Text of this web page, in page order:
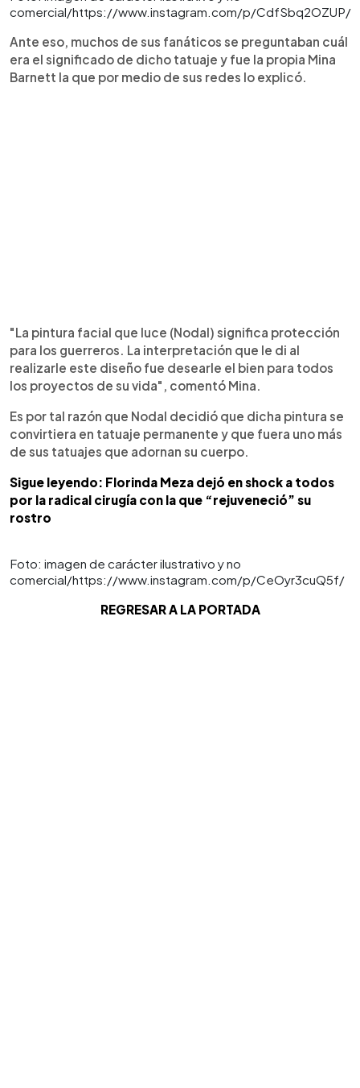
comercial/https://www.instagram.com/p/CdfSbq2OZUP/
Ante eso, muchos de sus fanáticos se preguntaban cuál
era el significado de dicho tatuaje y fue la propia Mina
Barnett la que por medio de sus redes lo explicó.
"La pintura facial que luce (Nodal) significa protección
para los guerreros. La interpretación que le di al
realizarle este diseño fue desearle el bien para todos
los proyectos de su vida", comentó Mina.
Es por tal razón que Nodal decidió que dicha pintura se
convirtiera en tatuaje permanente y que fuera uno más
de sus tatuajes que adornan su cuerpo.
Sigue leyendo: Florinda Meza dejó en shock a todos
por la radical cirugía con la que “rejuveneció” su
rostro
Foto: imagen de carácter ilustrativo y no
comercial/https://www.instagram.com/p/CeOyr3cuQ5f/
REGRESAR A LA PORTADA